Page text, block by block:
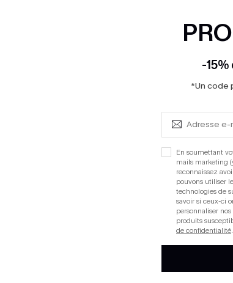
26,00 € 31,00 €
Robe verte courte
-
*Un code
En soumettant
mails marketing
reconnaissez
pouvons utiliser
technologies de
savoir si ceux-ci
personnaliser
produits
de confidentialité